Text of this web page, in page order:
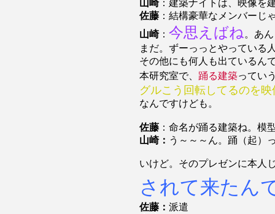
山崎：建築ナイトは、映像を
佐藤 ：結構豪華なメンバー
山崎： 今思えばね 。あ
まだ。ずーっっとやっている
その他にも何人も出ているん
本研究室で、 踊る建築ってい
グルこう回転してるのを映
なんですけども。
佐藤 ：命名が踊る建築ね。模
山崎： う～～～ん。踊（起）
いけど。そのプレゼンに本人
されて来たん
佐藤： 派遣